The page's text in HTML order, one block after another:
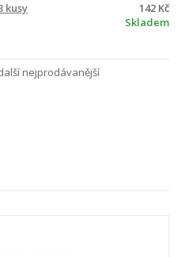
kusy
142 Kč
Skladem
nejprodávanější